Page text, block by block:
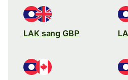
LAK sang GBP